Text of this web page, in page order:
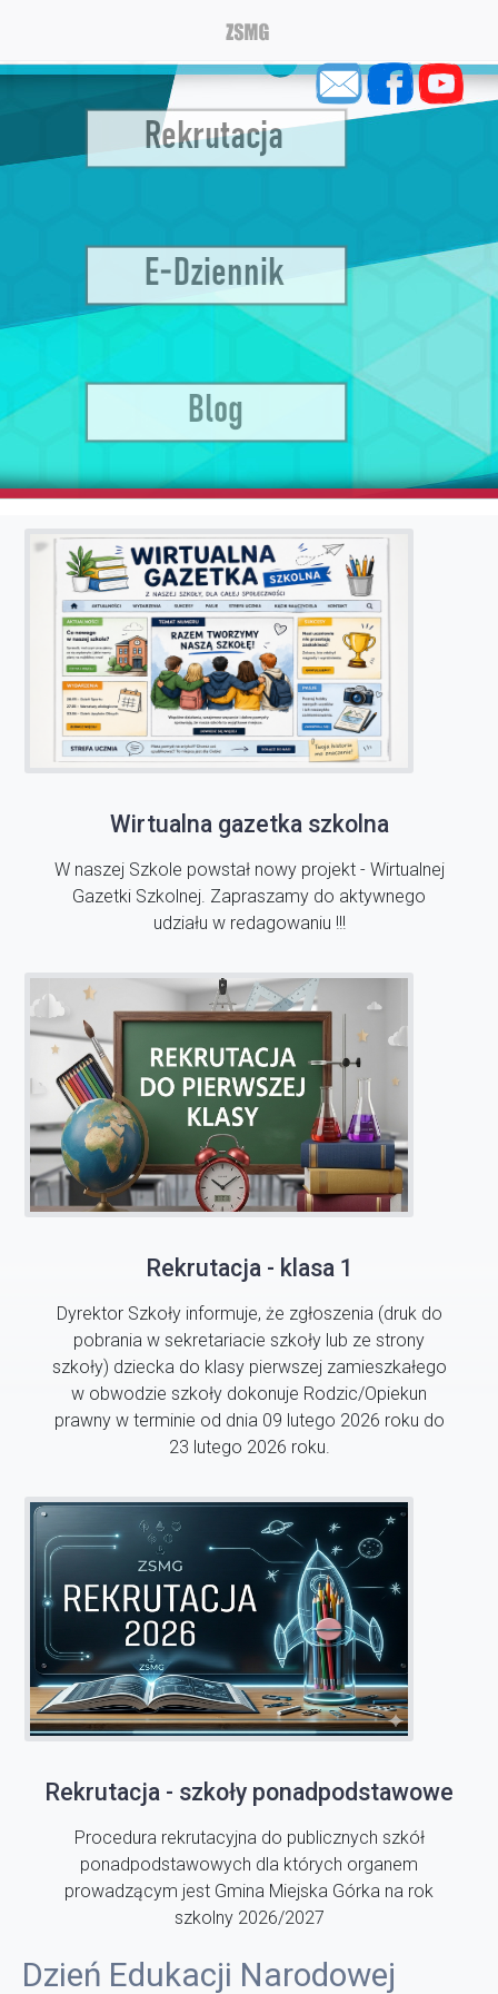
Wirtualna gazetka szkolna
W naszej Szkole powstał nowy projekt - Wirtualnej
Gazetki Szkolnej. Zapraszamy do aktywnego
udziału w redagowaniu !!!
Rekrutacja - klasa 1
Dyrektor Szkoły informuje, że zgłoszenia (druk do
pobrania w sekretariacie szkoły lub ze strony
szkoły) dziecka do klasy pierwszej zamieszkałego
w obwodzie szkoły dokonuje Rodzic/Opiekun
prawny w terminie od dnia 09 lutego 2026 roku do
23 lutego 2026 roku.
Rekrutacja - szkoły ponadpodstawowe
Procedura rekrutacyjna do publicznych szkół
ponadpodstawowych dla których organem
prowadzącym jest Gmina Miejska Górka na rok
szkolny 2026/2027
Dzień Edukacji Narodowej